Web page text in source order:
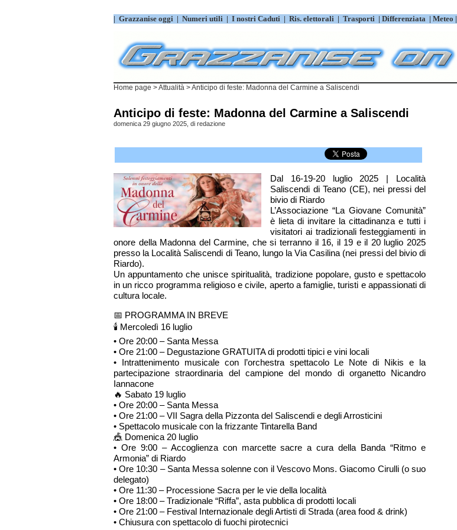
| Grazzanise oggi | Numeri utili | I nostri Caduti | Ris. elettorali | Trasporti | Differenziata | Meteo |
Home page >Attualità > Anticipo di feste: Madonna del Carmine a Saliscendi
Anticipo di feste: Madonna del Carmine a Saliscendi
domenica 29 giugno 2025, di redazione
Dal 16-19-20 luglio 2025 | Località
Saliscendi di Teano (CE), nei pressi del
bivio di Riardo
L’Associazione “La Giovane Comunità”
è lieta di invitare la cittadinanza e tutti i
visitatori ai tradizionali festeggiamenti in
onore della Madonna del Carmine, che si terranno il 16, il 19 e il 20 luglio 2025
presso la Località Saliscendi di Teano, lungo la Via Casilina (nei pressi del bivio di
Riardo).
Un appuntamento che unisce spiritualità, tradizione popolare, gusto e spettacolo
in un ricco programma religioso e civile, aperto a famiglie, turisti e appassionati di
cultura locale.
📅 PROGRAMMA IN BREVE
🕯 Mercoledì 16 luglio
• Ore 20:00 – Santa Messa
• Ore 21:00 – Degustazione GRATUITA di prodotti tipici e vini locali
• Intrattenimento musicale con l’orchestra spettacolo Le Note di Nikis e la
partecipazione straordinaria del campione del mondo di organetto Nicandro
Iannacone
🔥 Sabato 19 luglio
• Ore 20:00 – Santa Messa
• Ore 21:00 – VII Sagra della Pizzonta del Saliscendi e degli Arrosticini
• Spettacolo musicale con la frizzante Tintarella Band
🎪 Domenica 20 luglio
• Ore 9:00 – Accoglienza con marcette sacre a cura della Banda “Ritmo e
Armonia” di Riardo
• Ore 10:30 – Santa Messa solenne con il Vescovo Mons. Giacomo Cirulli (o suo
delegato)
• Ore 11:30 – Processione Sacra per le vie della località
• Ore 18:00 – Tradizionale “Riffa”, asta pubblica di prodotti locali
• Ore 21:00 – Festival Internazionale degli Artisti di Strada (area food & drink)
• Chiusura con spettacolo di fuochi pirotecnici